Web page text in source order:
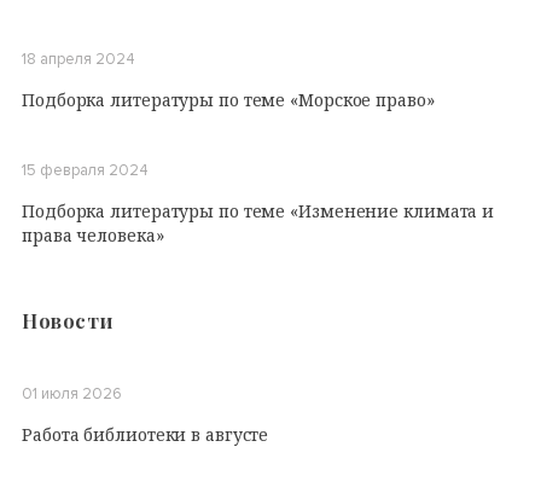
18 апреля 2024
Подборка литературы по теме «Морское право»
15 февраля 2024
Подборка литературы по теме «Изменение климата и
права человека»
Новости
01 июля 2026
Работа библиотеки в августе